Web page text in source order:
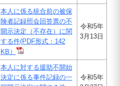
本人に係る統合前の被保
険者記録照会回答票の不
開示決定（不存在）に関
する件(PDF形式：142
KB）
令和5年
3月13日
本人に対する援助不開始
決定に係る事件記録の一
令和5年